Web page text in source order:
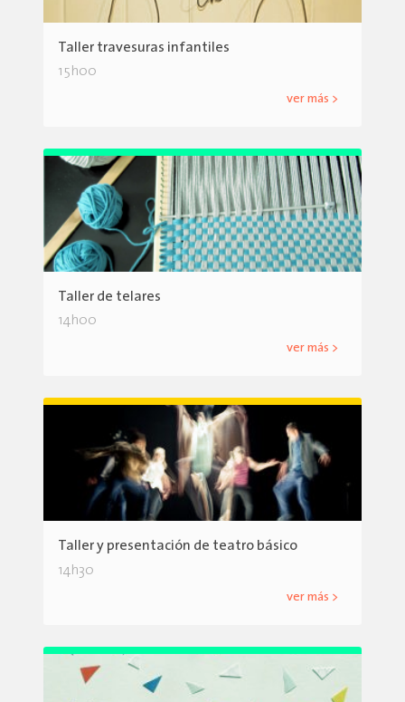
Taller travesuras infantiles
15h00
ver más >
Taller de telares
14h00
ver más >
Taller y presentación de teatro básico
14h30
ver más >